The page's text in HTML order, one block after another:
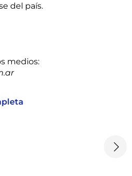
del país.
medios: